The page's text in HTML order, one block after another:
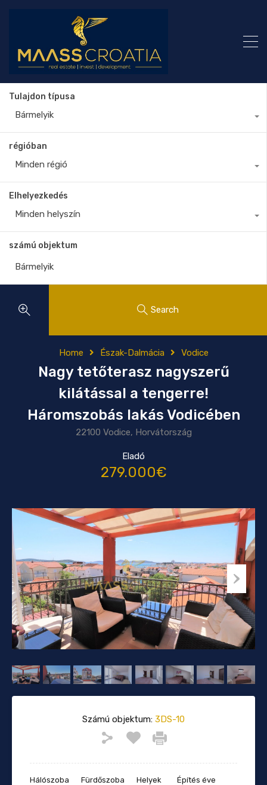
Tulajdon típusa
Bármelyik
régióban
Minden régió
Elhelyezkedés
Minden helyszín
számú objektum
Search
Home Észak-Dalmácia Vodice
Nagy tetőterasz nagyszerű
kilátással a tengerre!
Háromszobás lakás Vodicében
22100 Vodice, Horvátország
Eladó
279.000€
Számú objektum: 3DS-10
Hálószoba Fürdőszoba Helyek Építés éve